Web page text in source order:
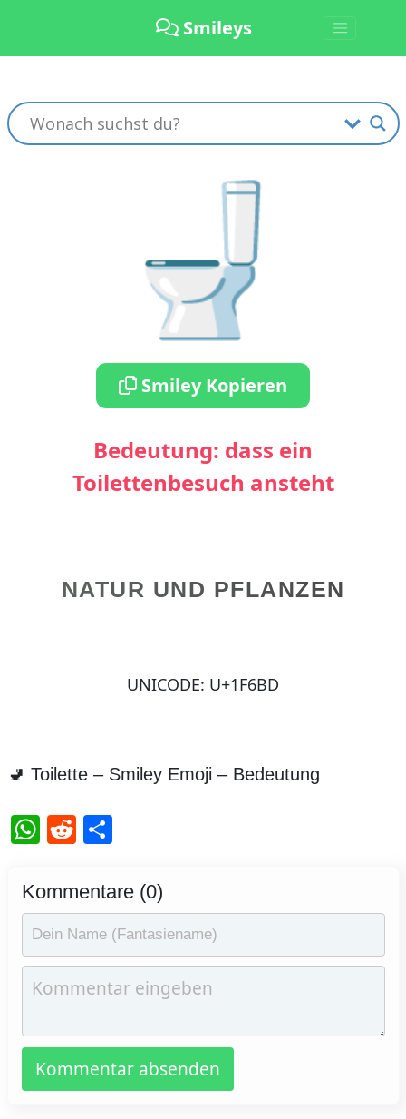
Smileys
🚽
Smiley Kopieren
Bedeutung: dass ein
Toilettenbesuch ansteht
NATUR UND PFLANZEN
UNICODE: U+1F6BD
🚽 Toilette – Smiley Emoji – Bedeutung
WhatsApp
Reddit
Teilen
Kommentare (0)
Kommentar absenden